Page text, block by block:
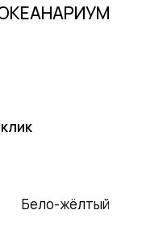
ОКЕАНАРИУМ
Бело-жёлтый